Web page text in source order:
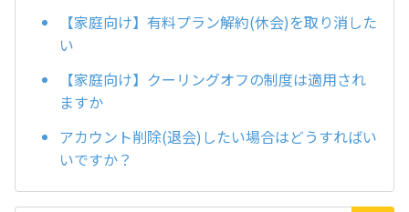
【家庭向け】有料プラン解約(休会)を取り消した
い
【家庭向け】クーリングオフの制度は適用され
ますか
アカウント削除(退会)したい場合はどうすればい
いですか？